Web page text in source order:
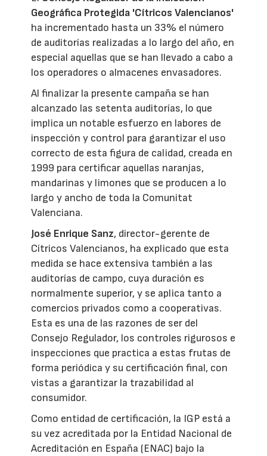
Geográfica Protegida 'Cítricos Valencianos'
ha incrementado hasta un 33% el número
de auditorías realizadas a lo largo del año, en
especial aquellas que se han llevado a cabo a
los operadores o almacenes envasadores.
Al finalizar la presente campaña se han
alcanzado las setenta auditorías, lo que
implica un notable esfuerzo en labores de
inspección y control para garantizar el uso
correcto de esta figura de calidad, creada en
1999 para certificar aquellas naranjas,
mandarinas y limones que se producen a lo
largo y ancho de toda la Comunitat
Valenciana.
José Enrique Sanz, director-gerente de
Cítricos Valencianos, ha explicado que esta
medida se hace extensiva también a las
auditorías de campo, cuya duración es
normalmente superior, y se aplica tanto a
comercios privados como a cooperativas.
Esta es una de las razones de ser del
Consejo Regulador, los controles rigurosos e
inspecciones que practica a estas frutas de
forma periódica y su certificación final, con
vistas a garantizar la trazabilidad al
consumidor.
Como entidad de certificación, la IGP está a
su vez acreditada por la Entidad Nacional de
Acreditación en España (ENAC) bajo la